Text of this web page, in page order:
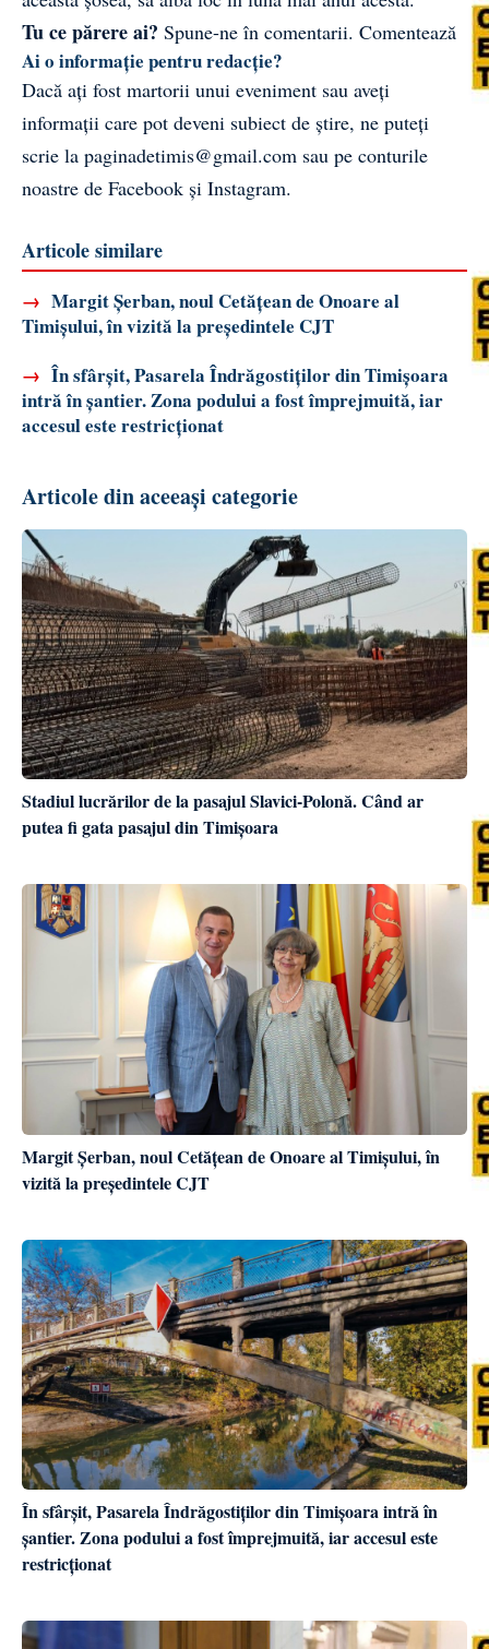
Tu ce părere ai? Spune-ne în comentarii. Comentează
Ai o informație pentru redacție?
Dacă ați fost martorii unui eveniment sau aveți
informații care pot deveni subiect de știre, ne puteți
scrie la paginadetimis@gmail.com sau pe conturile
noastre de Facebook și Instagram.
Articole similare
→ Margit Șerban, noul Cetățean de Onoare al
Timișului, în vizită la președintele CJT
→ În sfârșit, Pasarela Îndrăgostiților din Timișoara
intră în șantier. Zona podului a fost împrejmuită, iar
accesul este restricționat
Articole din aceeași categorie
Stadiul lucrărilor de la pasajul Slavici-Polonă. Când ar
putea fi gata pasajul din Timișoara
Margit Șerban, noul Cetățean de Onoare al Timișului, în
vizită la președintele CJT
În sfârșit, Pasarela Îndrăgostiților din Timișoara intră în
șantier. Zona podului a fost împrejmuită, iar accesul este
restricționat